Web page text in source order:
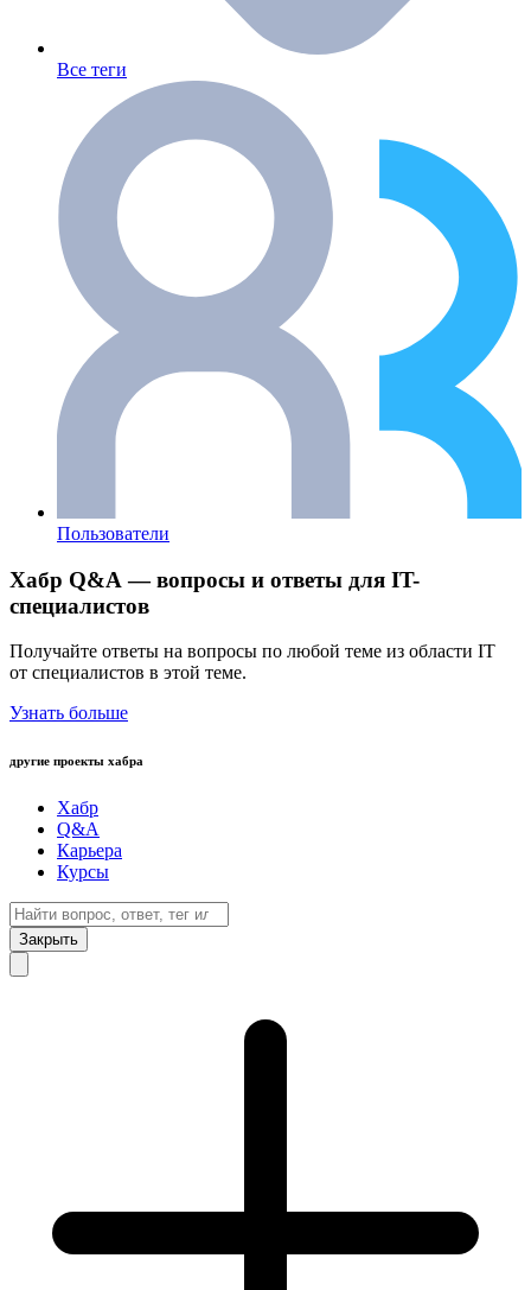
Все теги
Пользователи
Хабр Q&A — вопросы и ответы для IT-
специалистов
Получайте ответы на вопросы по любой теме из области IT
от специалистов в этой теме.
Узнать больше
другие проекты хабра
Хабр
Q&A
Карьера
Курсы
Закрыть